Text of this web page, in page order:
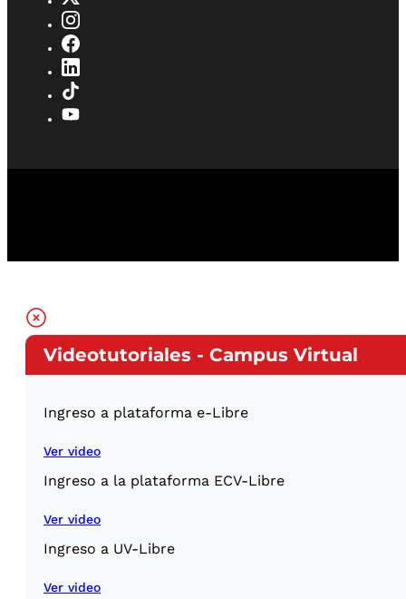
Videotutoriales - Campus Virtual
Ingreso a plataforma e-Libre
Ver video
Ingreso a la plataforma ECV-Libre
Ver video
Ingreso a UV-Libre
Ver video